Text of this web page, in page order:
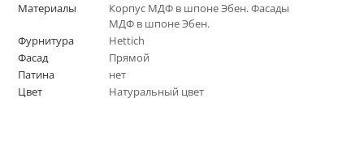
Материалы
Корпус МДФ в шпоне Эбен. Фасады
МДФ в шпоне Эбен.
Фурнитура
Hettich
Фасад
Прямой
Патина
нет
Цвет
Натуральный цвет